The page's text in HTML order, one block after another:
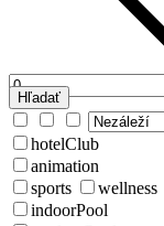
Hľadať
hotelClub
animation
sports
wellness
indoorPool